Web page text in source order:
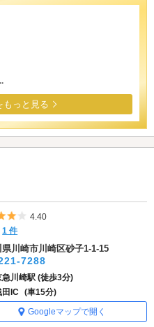
もっと見る
5つ星のうち4
4.40
1 件
川崎市川崎区砂子1-1-15
7288
急川崎駅 (徒歩3分)
田IC (車15分)
Googleマップで開く